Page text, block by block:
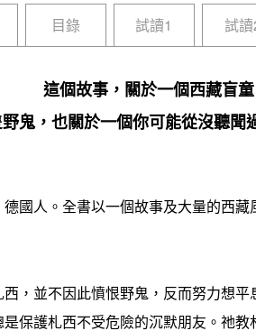
目錄 試讀1 試
這個故事，關於一個西藏盲童
野鬼，也關於一個你可能從沒聽
人。全書以一個故事及大量的西藏
並不因此憤恨野鬼，反而努力想平
保護札西不受危險的沉默朋友。祂